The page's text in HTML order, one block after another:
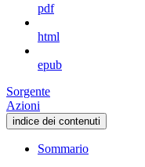
pdf
html
epub
Sorgente
Azioni
indice dei contenuti
Sommario